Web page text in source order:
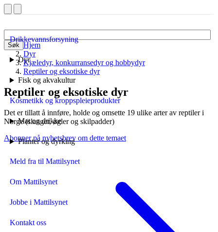
Søk
Drikkevannsforsyning
Dyr
Fisk og akvakultur
Kosmetikk og kroppspleieprodukter
Mat og drikke
Planter og dyrking
Meld fra til Mattilsynet
Om Mattilsynet
Jobbe i Mattilsynet
Kontakt oss
Hjem
Dyr
Kjæledyr, konkurransedyr og hobbydyr
Reptiler og eksotiske dyr
Reptiler og eksotiske dyr
Det er tillatt å innføre, holde og omsette 19 ulike arter av reptiler i
Norge (slanger, øgler og skilpadder)
Abonner på nyhetsbrev om dette temaet